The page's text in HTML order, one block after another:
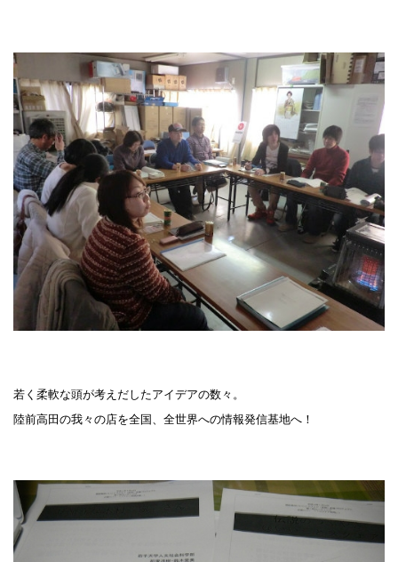
若く柔軟な頭が考えだしたアイデアの数々。
陸前高田の我々の店を全国、全世界への情報発信基地へ！